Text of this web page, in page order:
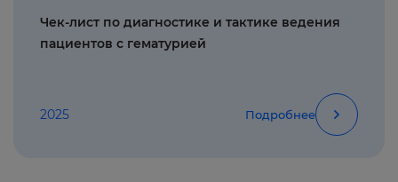
Чек-лист по диагностике и тактике ведения
пациентов с гематурией
2025 Подробнее